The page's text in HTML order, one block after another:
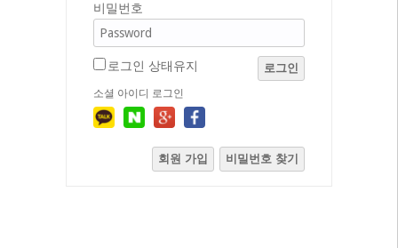
비밀번호
로그인 상태유지 로그인
소셜 아이디 로그인
회원 가입 비밀번호 찾기